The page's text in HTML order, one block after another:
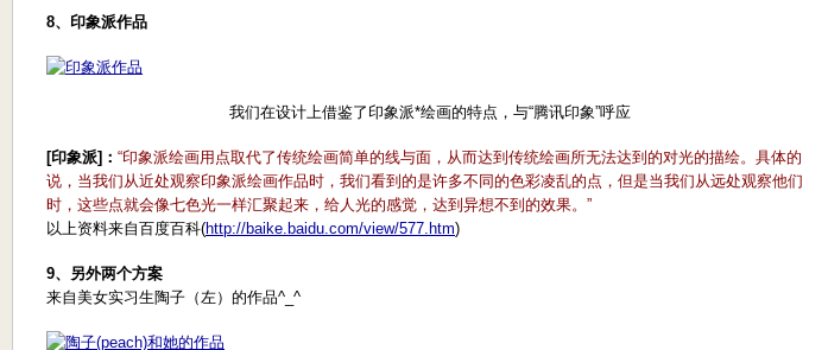
8、印象派作品
我们在设计上借鉴了印象派*绘画的特点，与“腾讯印象”呼应
[印象派]： “印象派绘画用点取代了传统绘画简单的线与面，从而达到传统绘画所无法达到的对光的描绘。具体的
说，当我们从近处观察印象派绘画作品时，我们看到的是许多不同的色彩凌乱的点，但是当我们从远处观察他们
时，这些点就会像七色光一样汇聚起来，给人光的感觉，达到异想不到的效果。”
以上资料来自百度百科(http://baike.baidu.com/view/577.htm)
9、另外两个方案
来自美女实习生陶子（左）的作品^_^